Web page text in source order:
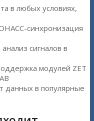
в любых условиях,
синхронизация
сигналов в
модулей ZET
данных в популярные